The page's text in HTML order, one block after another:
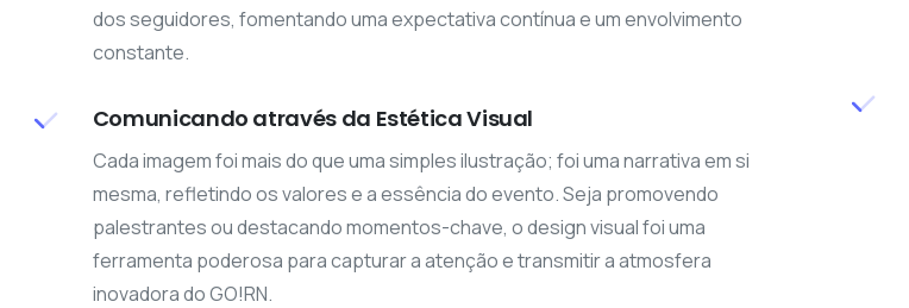
dos seguidores, fomentando uma expectativa contínua e um envolvimento
constante.
Comunicando através da Estética Visual
Cada imagem foi mais do que uma simples ilustração; foi uma narrativa em si
mesma, refletindo os valores e a essência do evento. Seja promovendo
palestrantes ou destacando momentos-chave, o design visual foi uma
ferramenta poderosa para capturar a atenção e transmitir a atmosfera
inovadora do GO!RN.